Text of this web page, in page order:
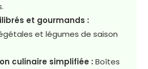
et gourmands :
et légumes de saison
culinaire simplifiée : Boîtes